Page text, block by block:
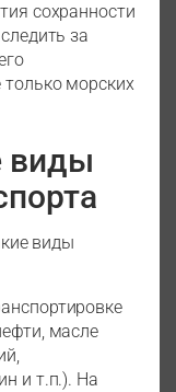
сохранности
за
только морских
виды
виды
масле
и т.п.). На